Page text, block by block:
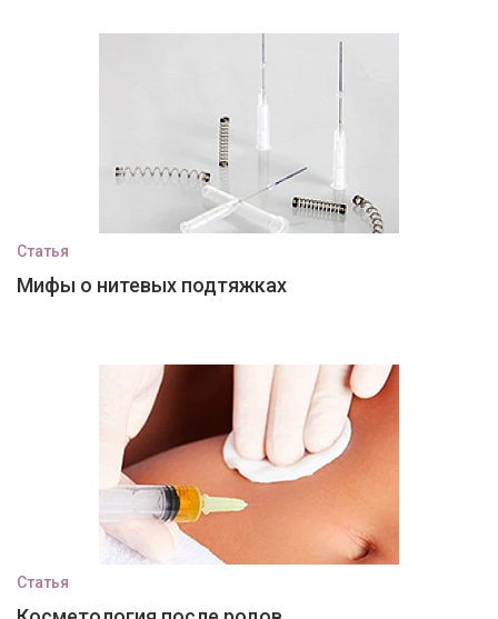
Статья
Мифы о нитевых подтяжках
Статья